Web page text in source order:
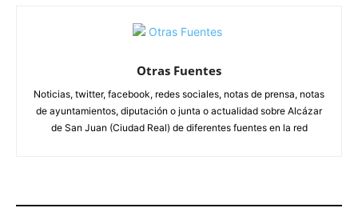
Otras Fuentes
Noticias, twitter, facebook, redes sociales, notas de prensa, notas
de ayuntamientos, diputación o junta o actualidad sobre Alcázar
de San Juan (Ciudad Real) de diferentes fuentes en la red